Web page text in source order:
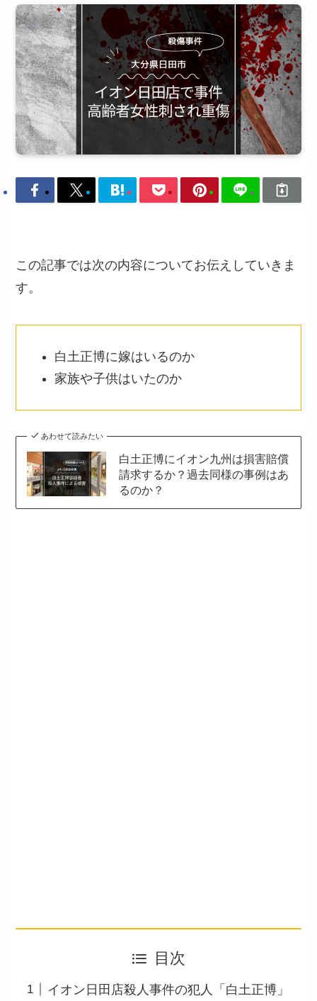
この記事では次の内容についてお伝えしていきま
す。
白土正博に嫁はいるのか
家族や子供はいたのか
あわせて読みたい
白土正博にイオン九州は損害賠償
請求するか？過去同様の事例はあ
るのか？
目次
イオン日田店殺人事件の犯人「白土正博」